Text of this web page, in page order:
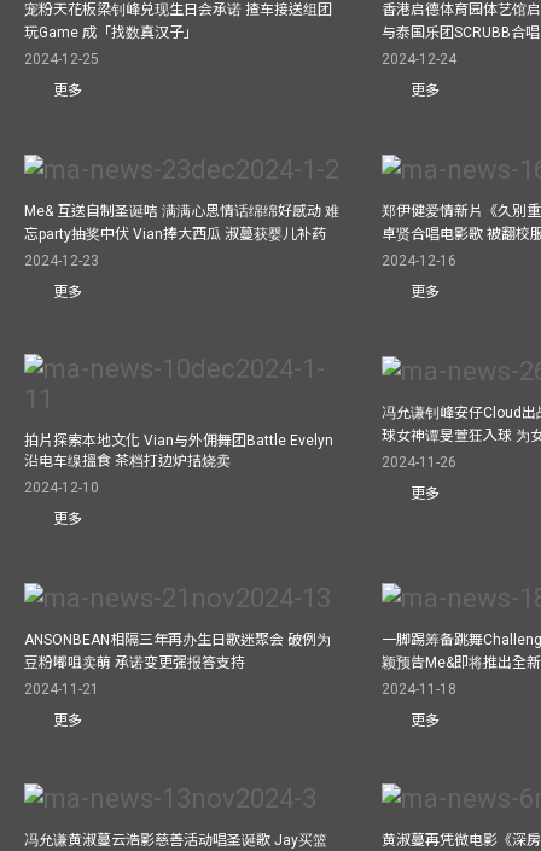
宠粉天花板梁钊峰兑现生日会承诺 揸车接送组团
玩Game 成「找数真汉子」
2024-12-25
更多
香港启德体育园体艺馆
与泰国乐团SCRUBB合
2024-12-24
更多
Me& 互送自制圣诞咭 满满心思情话绵绵好感动 难
忘party抽奖中伏 Vian捧大西瓜 淑蔓获婴儿补药
2024-12-23
更多
郑伊健爱情新片《久別
卓贤合唱电影歌 被翻校
2024-12-16
更多
拍片探索本地文化 Vian与外佣舞团Battle Evelyn
沿电车缐搵食 茶档打边炉拮烧卖
2024-12-10
更多
冯允谦钊峰安仔Cloud
球女神谭旻萱狂入球 为
2024-11-26
更多
ANSONBEAN相隔三年再办生日歌迷聚会 破例为
豆粉嘟咀卖萌 承诺变更强报答支持
2024-11-21
更多
一脚踢筹备跳舞
颖预告Me&即将推出全
2024-11-18
更多
冯允谦黄淑蔓云浩影慈善活动唱圣诞歌 Jay买篮
黄淑蔓再凭微电影《深